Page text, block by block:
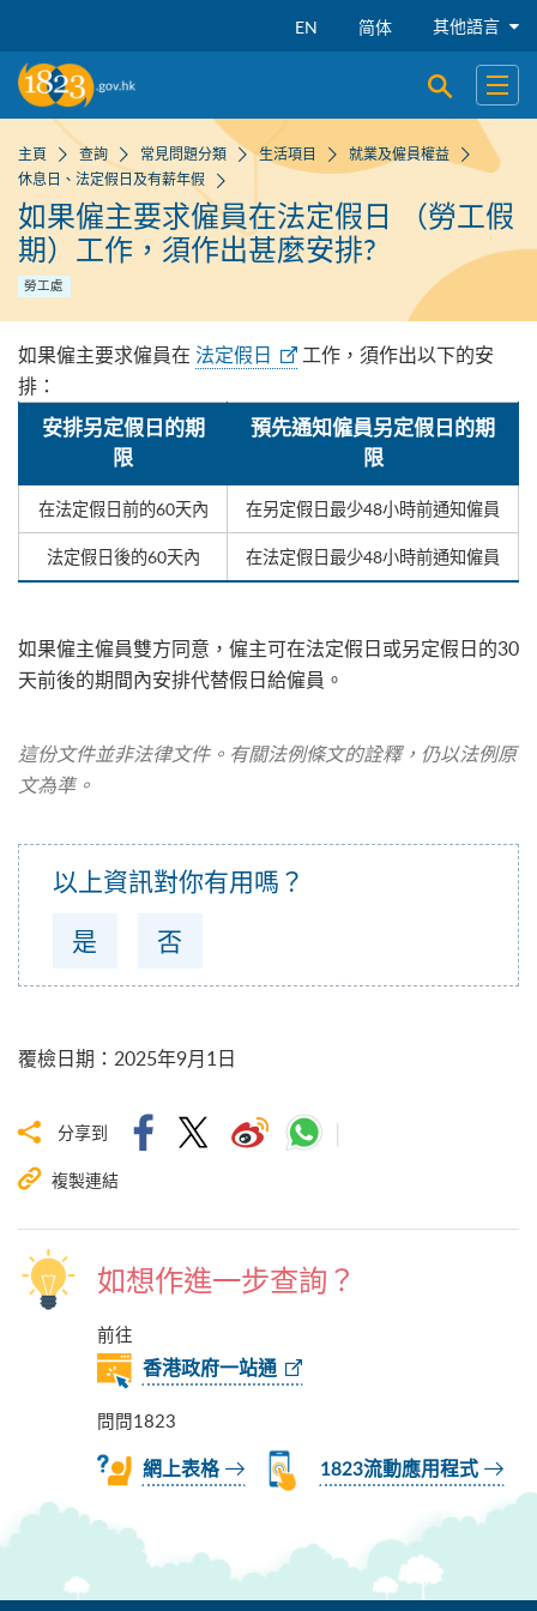
EN 简体 其他語言
開啟搜尋
開啟
主頁 查詢 常見問題分類 生活項目
就業及僱員權益
休息日、法定假日及有薪年假
如果僱主要求僱員在法定假日 （勞工假
期）工作，須作出甚麼安排?
勞工處
如果僱主要求僱員在 法定假日
工作，須作出以下的安
排：
安排另定假日的期
限
預先通知僱員另定假日的期
限
在法定假日前的60天內 在另定假日最少48小時前通知僱員
法定假日後的60天內 在法定假日最少48小時前通知僱員
如果僱主僱員雙方同意，僱主可在法定假日或另定假日的30
天前後的期間內安排代替假日給僱員。
這份文件並非法律文件。有關法例條文的詮釋，仍以法例原
文為準。
以上資訊對你有用嗎？
是
否
覆檢日期 ： 2025年9月1日
分享到
複製連結
如想作進一步查詢？
前往
香港政府一站通
問問1823
網上表格 1823流動應用程式